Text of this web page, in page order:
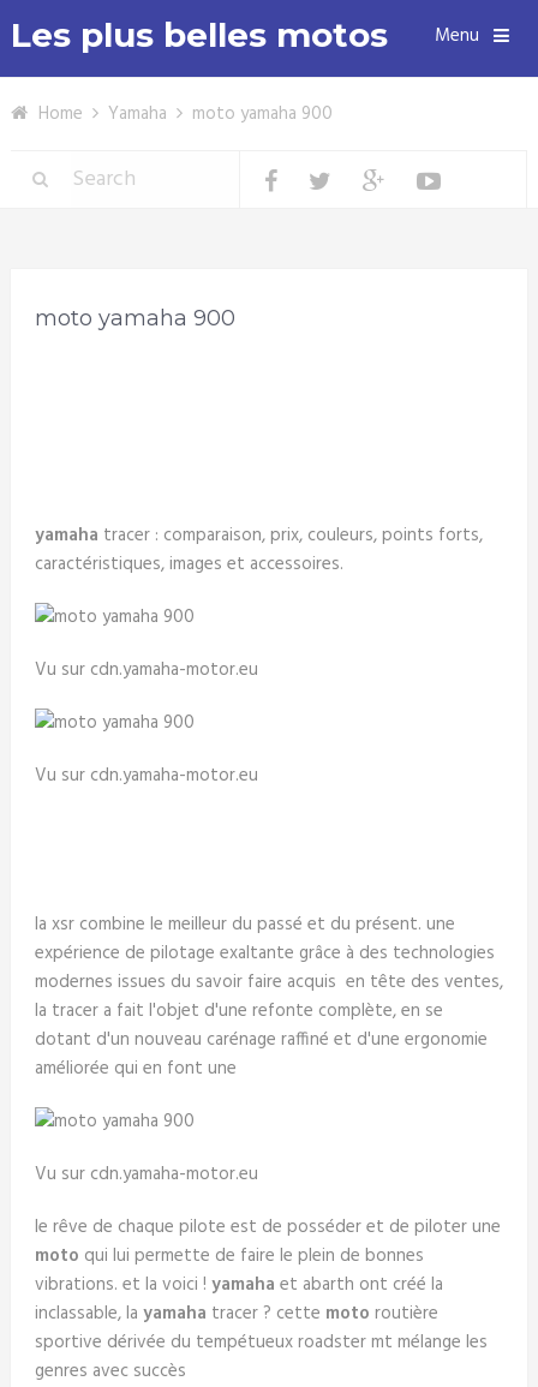
Les plus belles motos Menu
Home Yamaha moto yamaha 900
moto yamaha 900
yamaha tracer : comparaison, prix, couleurs, points forts,
caractéristiques, images et accessoires.
Vu sur cdn.yamaha-motor.eu
Vu sur cdn.yamaha-motor.eu
la xsr combine le meilleur du passé et du présent. une
expérience de pilotage exaltante grâce à des technologies
modernes issues du savoir faire acquis en tête des ventes,
la tracer a fait l'objet d'une refonte complète, en se
dotant d'un nouveau carénage raffiné et d'une ergonomie
améliorée qui en font une
Vu sur cdn.yamaha-motor.eu
le rêve de chaque pilote est de posséder et de piloter une
moto qui lui permette de faire le plein de bonnes
vibrations. et la voici ! yamaha et abarth ont créé la
inclassable, la yamaha tracer ? cette moto routière
sportive dérivée du tempétueux roadster mt mélange les
genres avec succès